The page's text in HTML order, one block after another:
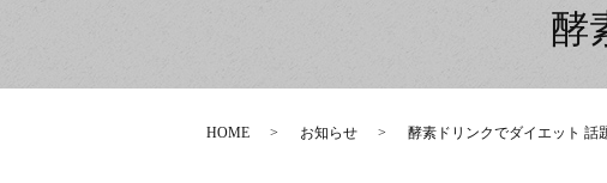
酵
HOME お知らせ 酵素ドリンクでダイエット 話